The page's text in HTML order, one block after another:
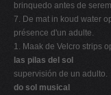
brinquedo antes de
7. De mat in koud water
présence d'un adulte.
1. Maak de Velcro strips
las pilas del sol
supervisión de un adulto.
do sol musical